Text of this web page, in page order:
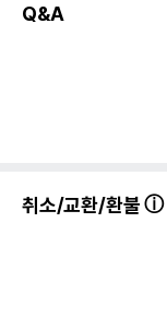
Q&A
취소/교환/환불